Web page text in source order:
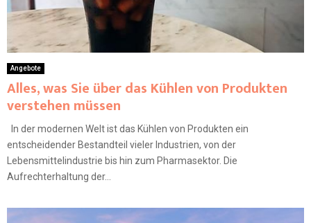
Angebote
Alles, was Sie über das Kühlen von Produkten
verstehen müssen
In der modernen Welt ist das Kühlen von Produkten ein
entscheidender Bestandteil vieler Industrien, von der
Lebensmittelindustrie bis hin zum Pharmasektor. Die
Aufrechterhaltung der...